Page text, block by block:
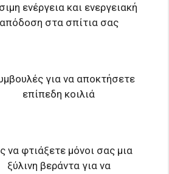
ενέργεια και ενεργειακή
απόδοση στα σπίτια σας
για να αποκτήσετε
επίπεδη κοιλιά
να φτιάξετε μόνοι σας μια
ξύλινη βεράντα για να